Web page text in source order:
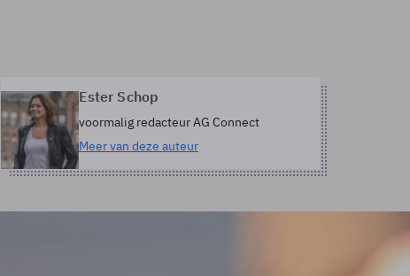
Ester Schop
voormalig redacteur AG Connect
Meer van deze auteur